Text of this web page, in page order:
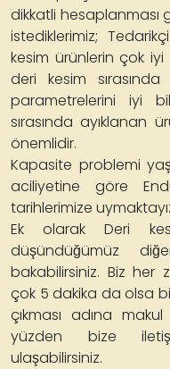
dikkatli hesaplanması
istediklerimiz;
kesim ürünlerin çok iyi
deri kesim
parametrelerini iyi
sırasında ayıklanan
önemlidir.
Kapasite problemi
aciliyetine göre
tarihlerimize
Ek olarak Deri
düşündüğümüz
bakabilirsiniz. Biz
çok 5 dakika da olsa
çıkması adına
yüzden bize
ulaşabilirsiniz.